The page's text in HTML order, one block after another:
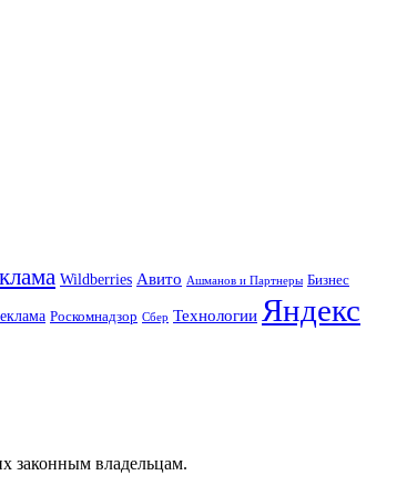
Wildberries Авито Ашманов и Партнеры Бизнес
Роскомнадзор Сбер Технологии Яндекс
законным владельцам.